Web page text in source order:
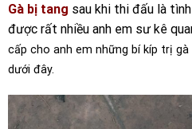
Gà bị tang sau khi thi đấu là
được rất nhiều anh em sư kê
cấp cho anh em những bí kíp trị
dưới đây.